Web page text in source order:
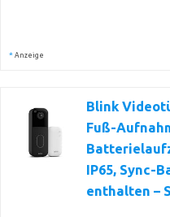
* Anzeige
Blink
Fuß-
IP65, Sync-
enthalten –